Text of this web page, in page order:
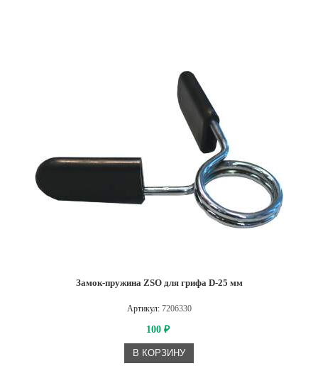
Замок-пружина ZSO для грифа D-25 мм
Артикул: 7206330
100 ₽
В КОРЗИНУ